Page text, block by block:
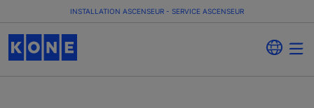
INSTALLATION ASCENSEUR - SERVICE ASCENSEUR